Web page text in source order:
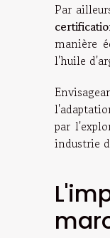
Par
manière
l'huile
par
industrie